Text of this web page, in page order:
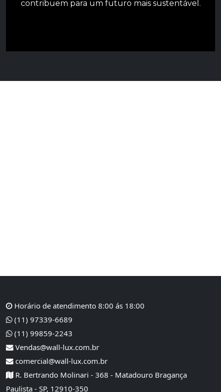
contribuem para um futuro mais sustentável.
inclusivo."
Horário de atendimento 8:00 ás 18:00
(11) 97339-6689
(11) 99859-2243
Vendas@wall-lux.com.br
comercial@wall-lux.com.br
R. Bertrando Molinari - 368 - Matadouro Bragança
Paulista - SP, 12910-350